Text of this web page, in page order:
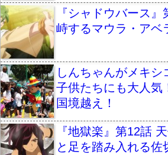
『シャドウバース
峙するマウラ・アベ
しんちゃんがメキ
子供たちにも大人
国境越え！
『地獄楽』第12話
と足を踏み入れる佐